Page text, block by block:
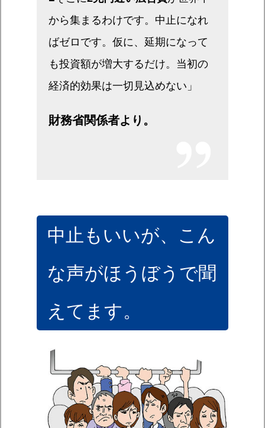
から集まるわけです。中止になれ
ばゼロです。仮に、延期になって
も投資額が増大するだけ。当初の
経済的効果は一切見込めない」
財務省関係者より。
中止もいいが、こん
な声がほうぼうで聞
えてます。